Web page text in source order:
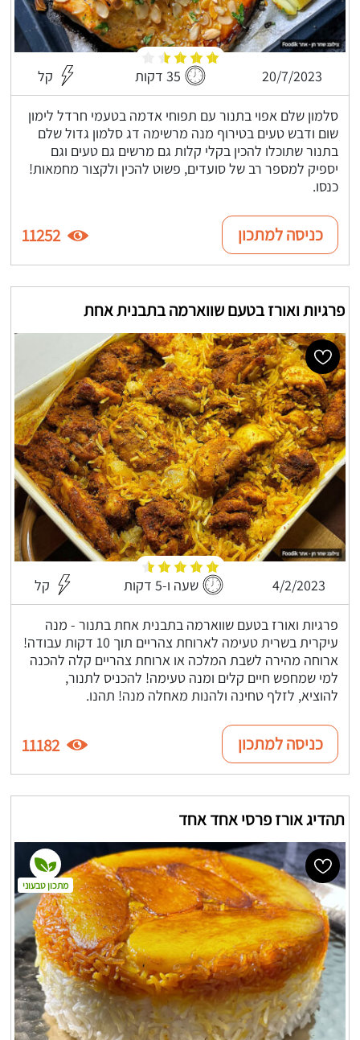
20/7/2023 35 דקות קל
סלמון שלם אפוי בתנור עם תפוחי אדמה בטעמי חרדל לימון
שום ודבש טעים בטירוף מנה מרשימה דג סלמון גדול שלם
בתנור שתוכלו להכין בקלי קלות גם מרשים גם טעים וגם
יספיק למספר רב של סועדים, פשוט להכין ולקצור מחמאות!
כנסו.
כניסה למתכון 11252
פרגיות ואורז בטעם שווארמה בתבנית אחת
4/2/2023 שעה ו-5 דקות קל
פרגיות ואורז בטעם שווארמה בתבנית אחת בתנור - מנה
עיקרית בשרית טעימה לארוחת צהריים תוך 10 דקות עבודה!
ארוחה מהירה לשבת המלכה או ארוחת צהריים קלה להכנה
למי שמחפש חיים קלים ומנה טעימה! להכניס לתנור,
להוציא, לזלף טחינה ולהנות מאחלה מנה! תהנו.
כניסה למתכון 11182
תהדיג אורז פרסי אחד אחד
מתכון טבעוני